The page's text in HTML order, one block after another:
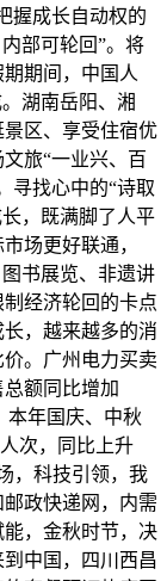
握成长自动权的
部可轮回”。将
期间，中国人
湖南岳阳、湘
区、享受住宿优
旅“一业兴、百
寻找心中的“诗取
，既满脚了人平
场更好联通，
书展览、非遗讲
经济轮回的卡点
，越来越多的消
。广州电力买卖
额同比增加
本年国庆、中秋
次，同比上升
，科技引领，我
政快递网，内需
，金秋时节，决
中国，四川西昌